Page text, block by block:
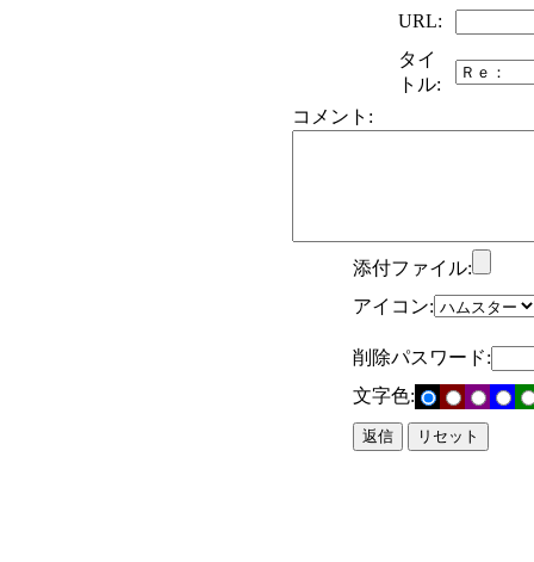
URL:
タイ
トル:
コメント:
添付ファイル:
アイコン:
削除パスワード:
文字色: